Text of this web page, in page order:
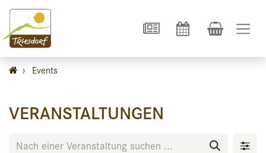
› Events
VERANSTALTUNGEN